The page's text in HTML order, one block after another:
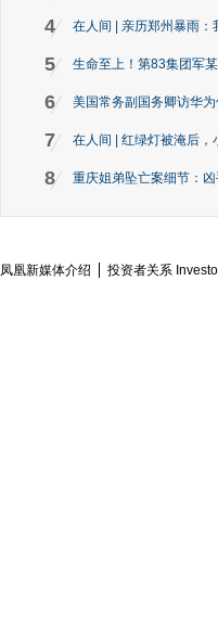
4 在人间 | 亲历郑州暴雨：
5 生命至上！第83集团军
6 美国常务副国务卿访华
7 在人间 | 红绿灯被淹后
8 重庆姐弟坠亡案细节：
凤凰新媒体介绍 投资者关系